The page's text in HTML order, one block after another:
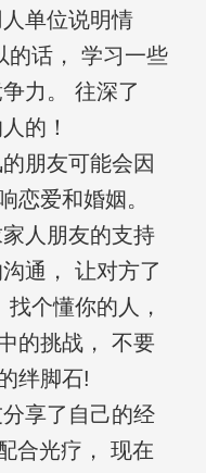
单位说明情
的话， 学习一些
力。 往深了
的！
朋友可能会因
恋爱和婚姻。
人朋友的支持
通， 让对方了
个懂你的人，
的挑战， 不要
绊脚石!
享了自己的经
合光疗， 现在